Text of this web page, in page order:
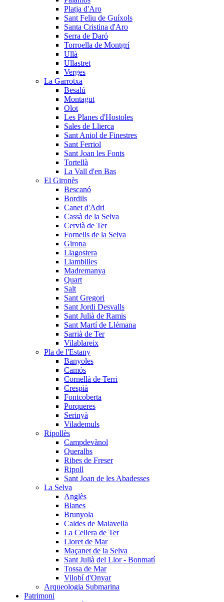
Platja d'Aro
Sant Feliu de Guíxols
Santa Cristina d'Aro
Serra de Daró
Torroella de Montgrí
Ullà
Ullastret
Verges
La Garrotxa
Besalú
Montagut
Olot
Les Planes d'Hostoles
Sales de Llierca
Sant Aniol de Finestres
Sant Ferriol
Sant Joan les Fonts
Tortellà
La Vall d'en Bas
El Gironès
Bescanó
Bordils
Canet d'Adri
Cassà de la Selva
Cervià de Ter
Fornells de la Selva
Girona
Llagostera
Llambilles
Madremanya
Quart
Salt
Sant Gregori
Sant Jordi Desvalls
Sant Julià de Ramis
Sant Martí de Llémana
Sarrià de Ter
Vilablareix
Pla de l'Estany
Banyoles
Camós
Cornellà de Terri
Crespià
Fontcoberta
Porqueres
Serinyà
Vilademuls
Ripollès
Campdevànol
Queralbs
Ribes de Freser
Ripoll
Sant Joan de les Abadesses
La Selva
Anglès
Blanes
Brunyola
Caldes de Malavella
La Cellera de Ter
Lloret de Mar
Maçanet de la Selva
Sant Julià del Llor - Bonmatí
Tossa de Mar
Vilobí d'Onyar
Arqueologia Submarina
Patrimoni